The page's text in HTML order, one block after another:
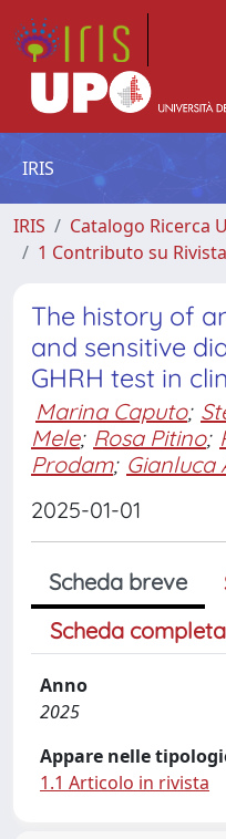
IRIS
IRIS
Catalogo Ricerca
1 Contributo su Rivista
The history of
and sensitive
GHRH test in
Marina Caputo;
Mele; Rosa Pitino;
Prodam; Gianluca
2025-01-01
Scheda breve
Scheda
Anno
2025
Appare nelle
1.1 Articolo in rivista